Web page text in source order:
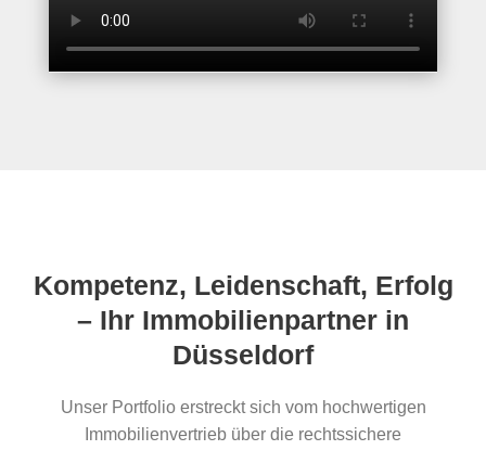
Kompetenz, Leidenschaft, Erfolg
– Ihr Immobilienpartner in
Düsseldorf
Unser Portfolio erstreckt sich vom hochwertigen
Immobilienvertrieb über die rechtssichere